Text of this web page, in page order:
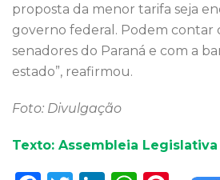
proposta da menor tarifa seja
governo federal. Podem contar
senadores do Paraná e com a
estado”, reafirmou.
Foto: Divulgação
Texto: Assembleia Legislativa